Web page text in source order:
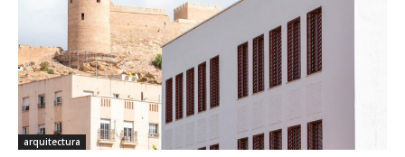
arquitectura